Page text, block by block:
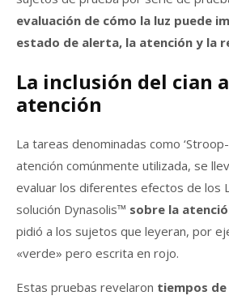
evaluación de cómo la luz puede
estado de alerta, la atención y la
La inclusión del cian
atención
La tareas denominadas como
atención comúnmente utilizada, se
evaluar los diferentes efectos de los
solución Dynasolis™ sobre la
pidió a los sujetos que leyeran, por
«verde» pero escrita en rojo.
Estas pruebas revelaron tiempos